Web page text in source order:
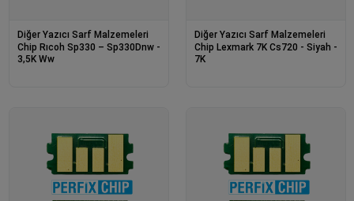
Diğer Yazıcı Sarf Malzemeleri
Chip Rıcoh Sp330 – Sp330Dnw -
3,5K Ww
Diğer Yazıcı Sarf Malzemeleri
Chip Lexmark 7K Cs720 - Siyah -
7K